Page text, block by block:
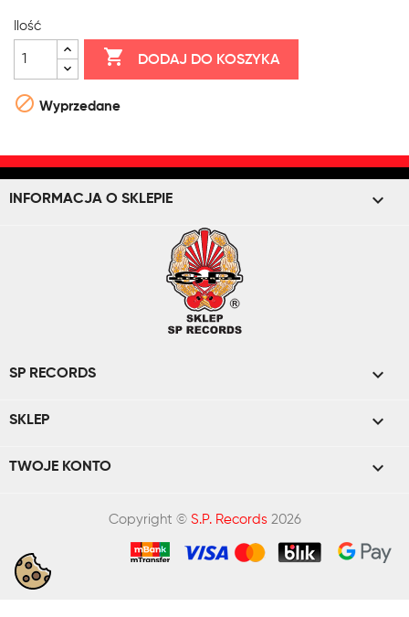
Ilość
 DODAJ DO KOSZYKA
 Wyprzedane
INFORMACJA O SKLEPIE keyboard_arrow_down
SP RECORDS 
SKLEP 
TWOJE KONTO 
Copyright © S.P. Records2026